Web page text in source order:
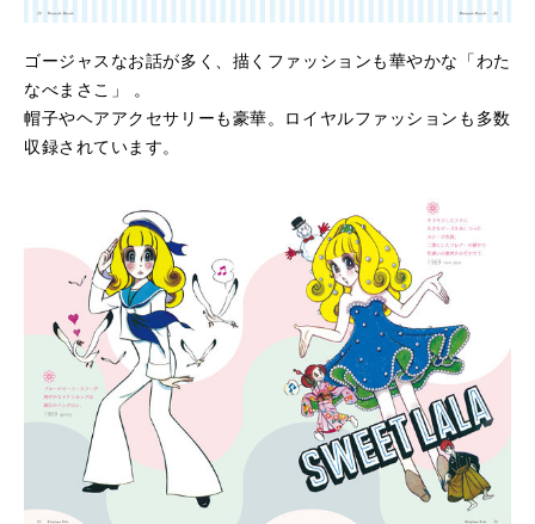
ゴージャスなお話が多く、描くファッションも華やかな「わた
なべまさこ」 。
帽子やヘアアクセサリーも豪華。ロイヤルファッションも多数
収録されています。